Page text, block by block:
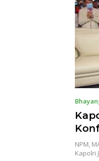
NPM,
Kapolri